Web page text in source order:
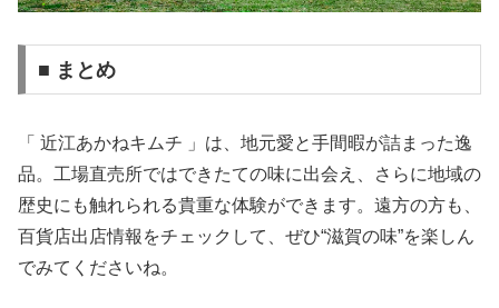
■ まとめ
「 近江あかねキムチ 」は、地元愛と手間暇が詰まった逸
品。工場直売所ではできたての味に出会え、さらに地域の
歴史にも触れられる貴重な体験ができます。遠方の方も、
百貨店出店情報をチェックして、ぜひ“滋賀の味”を楽しん
でみてくださいね。